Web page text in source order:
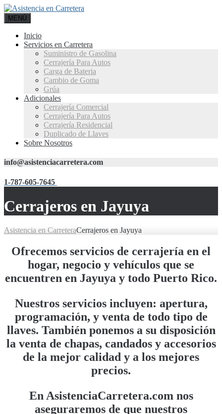
MENÚ
Inicio
Servicios en Carretera
Suministro de Gasolina
Cerrajería Para Autos
Carga de Bateria
Cambio de Goma
Grúa
Adicionales
Cerrajería Comercial
Cerrajería Para Autos
Cerrajería Residencial
Duplicado de Llaves
Sobre Nosotros
info@asistenciacarretera.com
1-787-605-7645
Cerrajeros en Jayuya
Asistencia en CarreteraCerrajeros en Jayuya
Ofrecemos servicios de cerrajería en el
hogar, negocio y vehículos que se
encuentren en Jayuya y todo Puerto Rico.
Nuestros servicios incluyen: apertura,
programación, y venta de todo tipo de
llaves. También ponemos a su disposición
la venta de chapas, candados y accesorios
de la mejor calidad y a los mejores
precios.
En AsistenciaCarretera.com nos
aseguraremos de que nuestros